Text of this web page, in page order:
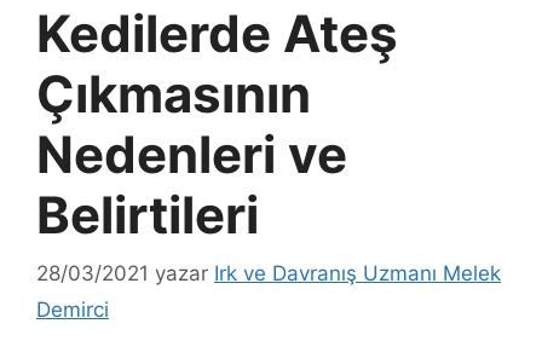
Kedilerde Ateş
Çıkmasının
Nedenleri ve
Belirtileri
28/03/2021 yazar Irk ve Davranış Uzmanı Melek
Demirci